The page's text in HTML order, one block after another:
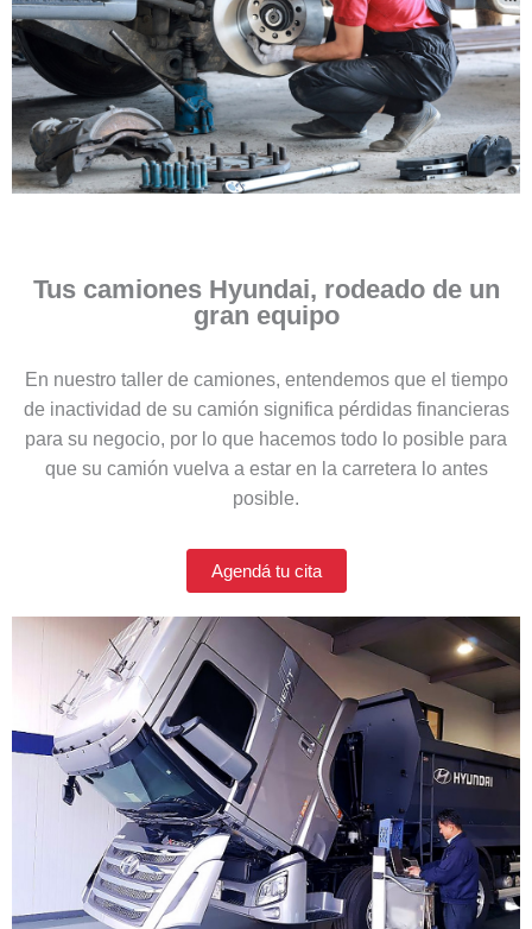
Tus camiones Hyundai, rodeado de un
gran equipo
En nuestro taller de camiones, entendemos que el tiempo
de inactividad de su camión significa pérdidas financieras
para su negocio, por lo que hacemos todo lo posible para
que su camión vuelva a estar en la carretera lo antes
posible.
Agendá tu cita